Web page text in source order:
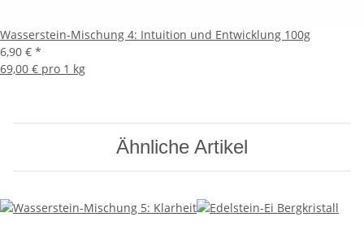
Wasserstein-Mischung 4: Intuition und Entwicklung 100g
6,90 € *
69,00 € pro 1 kg
Ähnliche Artikel